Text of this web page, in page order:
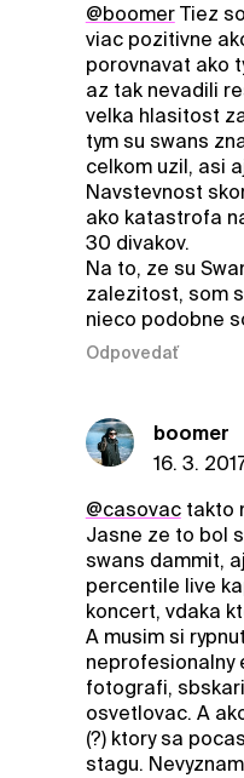
@boomerTiez
viac pozitivne
porovnavat ako
az tak nevadili
velka hlasitost
tym su swans
celkom uzil, asi
Navstevnost
ako katastrofa
30 divakov.
Na to, ze su
zalezitost, som
nieco podobne
Odpovedať
boomer
16. 3.
@casovactakto
Jasne ze to bol
swans dammit,
percentile live
koncert, vdaka
A musim si
neprofesionalny
fotografi,
osvetlovac. A
(?) ktory sa
stagu.